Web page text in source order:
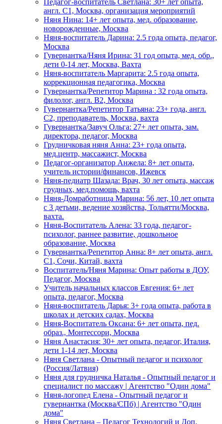
Педагог-воспитатель Светлана: 30+ лет опыта,
англ. C1, Москва, организация мероприятий
Няня Нина: 14+ лет опыта, мед. образование,
новорожденные, Москва
Няня-воспитатель Дарина: 2.5 года опыта, педагог,
Москва
Гувернантка/Няня Ирина: 31 год опыта, мед. обр.,
дети 0-14 лет, Москва, Вахта
Няня-воспитатель Маргарита: 2.5 года опыта,
коррекционная педагогика, Москва
Гувернантка/Репетитор Марина : 32 года опыта,
филолог, англ. B2, Москва
Гувернантка/Репетитор Татьяна: 23+ года, англ.
C2, преподаватель, Москва, вахта
Гувернантка/Завуч Ольга: 27+ лет опыта, зам.
директора, педагог, Москва
Грудничковая няня Анна: 23+ года опыта,
мед.центр, массажист, Москва
Педагог-организатор Анжела: 8+ лет опыта,
учитель истории/финансов, Ижевск
Няня-педиатр Шазада: Врач, 30 лет опыта, массаж
грудных, мед.помощь, вахта
Няня-Домработница Марина: 56 лет, 10 лет опыта
с 3 детьми, ведение хозяйства, Тольятти/Москва,
вахта.
Няня-Воспитатель Алена: 33 года, педагог-
психолог, раннее развитие, дошкольное
образование, Москва
Гувернантка/Репетитор Анна: 8+ лет опыта, англ.
C1, Сочи, Китай, вахта
Воспитатель/Няня Марина: Опыт работы в ДОУ,
Педагог, Москва
Учитель начальных классов Евгения: 6+ лет
опыта, педагог, Москва
Няня-воспитатель Дарья: 3+ года опыта, работа в
школах и детских садах, Москва
Няня-Воспитатель Оксана: 6+ лет опыта, пед.
образ., Монтессори, Москва
Няня Анастасия: 30+ лет опыта, педагог, Италия,
дети 1-14 лет, Москва
Няня Светлана - Опытный педагог и психолог
(Россия/Латвия)
Няня для грудничка Наталья - Опытный педагог и
специалист по массажу | Агентство "Один дома"
Няня-логопед Елена - Опытный педагог и
гувернантка (Москва/СПб) | Агентство "Один
дома"
Няня Светлана – Педагог Технологий и Доп.